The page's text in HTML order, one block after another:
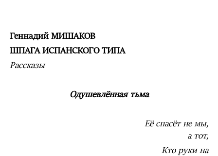
Геннадий МИШАКОВ
ШПАГА ИСПАНСКОГО ТИПА
Рассказы
Одушевлённая тьма
Её спасёт не мы,
а тот,
Кто руки на